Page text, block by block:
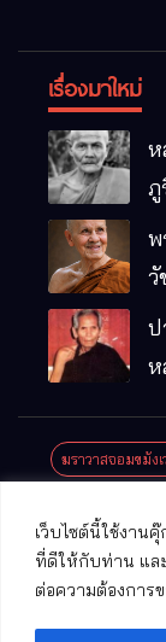
เว็บไซต์นี้ใช้งาน
ที่ดีให้กับท่าน แล
ต่อความต้องการ
เรื่องมาใหม่
ห
ภู
พ
วั
แ
อ
จ
ป
ห
ฆราวาสจอมขมัง
ปาฏิหาริย์พระเค
พระพุทธรูปศักดิ์